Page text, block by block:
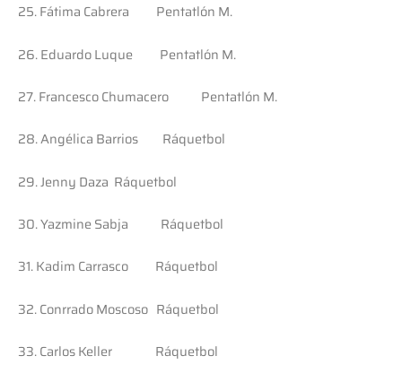
25. Fátima Cabrera Pentatlón M.
26. Eduardo Luque Pentatlón M.
27. Francesco Chumacero Pentatlón M.
28. Angélica Barrios Ráquetbol
29. Jenny Daza Ráquetbol
30. Yazmine Sabja Ráquetbol
31. Kadim Carrasco Ráquetbol
32. Conrrado Moscoso Ráquetbol
33. Carlos Keller Ráquetbol